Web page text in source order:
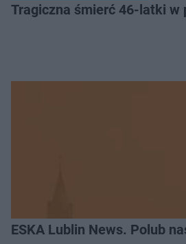
Tragiczna śmierć 46-latki w
ESKA Lublin News. Polub